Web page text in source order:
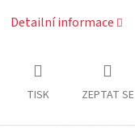
Detailní informace
TISK ZEPTAT SE